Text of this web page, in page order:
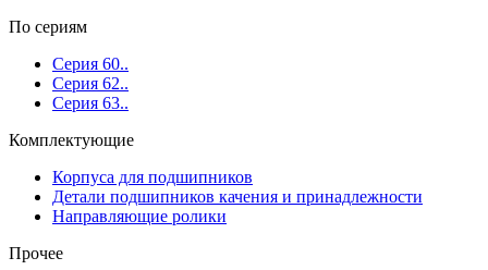
По сериям
Серия 60..
Серия 62..
Серия 63..
Комплектующие
Корпуса для подшипников
Детали подшипников качения и принадлежности
Направляющие ролики
Прочее